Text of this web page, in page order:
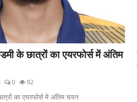
के छात्रों का एयरफोर्स में अंतिम
0 92
का एयरफोर्स में अंतिम चयन